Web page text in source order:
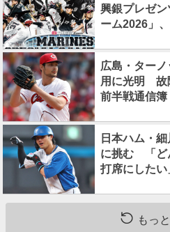
興銀プレゼ
ーム2026」
広島・ター
用に光明 故
前半戦通信簿
日本ハム・
に挑む 「ど
打席にしたい
もっ